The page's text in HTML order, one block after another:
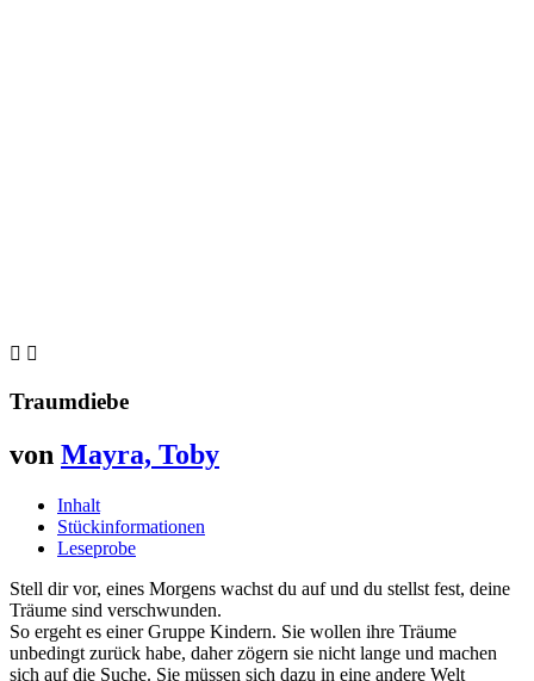
 
Traumdiebe
von Mayra, Toby
Inhalt
Stückinformationen
Leseprobe
Stell dir vor, eines Morgens wachst du auf und du stellst fest, deine
Träume sind verschwunden.
So ergeht es einer Gruppe Kindern. Sie wollen ihre Träume
unbedingt zurück habe, daher zögern sie nicht lange und machen
sich auf die Suche. Sie müssen sich dazu in eine andere Welt